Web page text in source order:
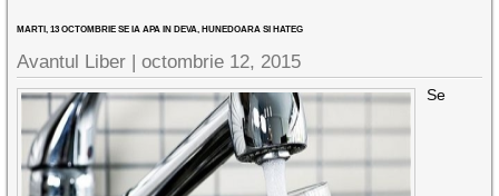
MARTI, 13 OCTOMBRIE SE IA APA IN DEVA, HUNEDOARA SI HATEG
Avantul Liber |octombrie 12, 2015
Se